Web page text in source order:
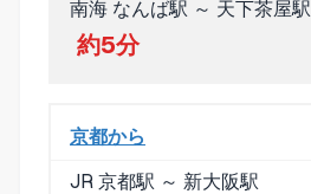
南海 なんば駅 ～ 天下茶屋駅
約5分
京都から
JR 京都駅 ～ 新大阪駅